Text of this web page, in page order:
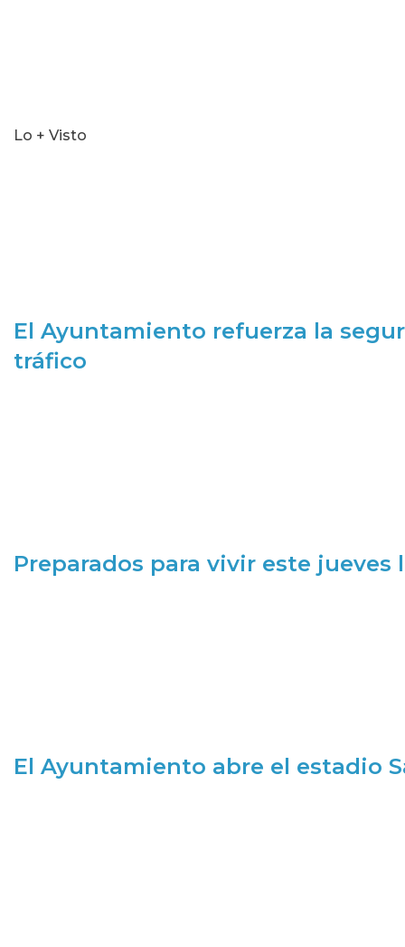
Lo + Visto
El Ayuntamiento refuerza la
tráfico
Preparados para vivir este jueves
El Ayuntamiento abre el estadio